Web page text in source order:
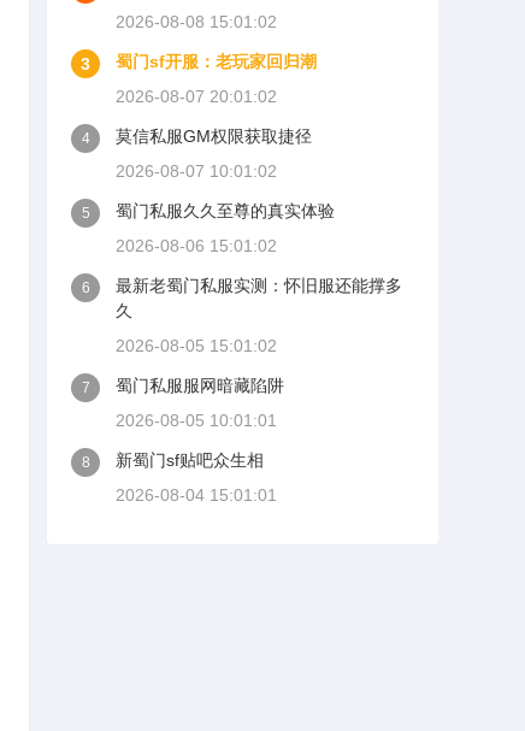
2026-08-08 15:01:02
3
蜀门sf开服：老玩家回归潮
2026-08-07 20:01:02
4
莫信私服GM权限获取捷径
2026-08-07 10:01:02
5
蜀门私服久久至尊的真实体验
2026-08-06 15:01:02
6
最新老蜀门私服实测：怀旧服还能撑多
久
2026-08-05 15:01:02
7
蜀门私服服网暗藏陷阱
2026-08-05 10:01:01
8
新蜀门sf贴吧众生相
2026-08-04 15:01:01